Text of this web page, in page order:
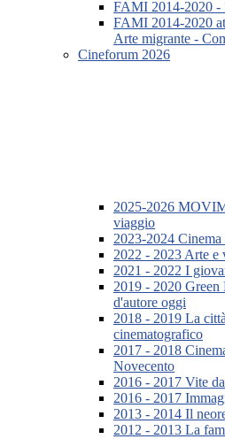
FAMI 2014-2020 -
FAMI 2014-2020
Arte migrante -
Cineforum 2026
2025-2026
viaggio
2023-2024 Cinema
2022 - 2023 Arte e
2021 - 2022 I
2019 - 2020
d'autore oggi
2018 - 2019 La
cinematografico
2017 - 2018
Novecento
2016 - 2017 Vite
2016 - 2017
2013 - 2014 Il
2012 - 2013 La